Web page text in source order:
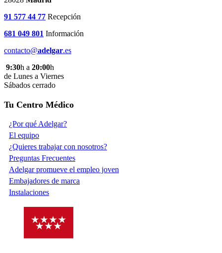
91 577 44 77 Recepción
681 049 801 Información
contacto@adelgar.es
9:30h a 20:00h
de Lunes a Viernes
Sábados cerrado
Tu Centro Médico
¿Por qué Adelgar?
El equipo
¿Quieres trabajar con nosotros?
Preguntas Frecuentes
Adelgar promueve el empleo joven
Embajadores de marca
Instalaciones